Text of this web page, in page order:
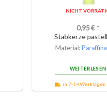
NICHT
0,95€*
Stabkerze
Material:
WEITERLESEN
in 7-14 Werktagen